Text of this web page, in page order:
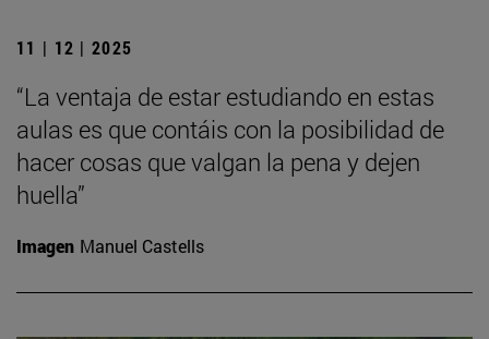
11 | 12 | 2025
“La ventaja de estar estudiando en estas
aulas es que contáis con la posibilidad de
hacer cosas que valgan la pena y dejen
huella”
Imagen Manuel Castells